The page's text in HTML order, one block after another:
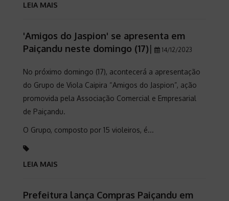
LEIA MAIS
'Amigos do Jaspion' se apresenta em
Paiçandu neste domingo (17)| 14/12/2023
No próximo domingo (17), acontecerá a apresentação
do Grupo de Viola Caipira “Amigos do Jaspion”, ação
promovida pela Associação Comercial e Empresarial
de Paiçandu.
O Grupo, composto por 15 violeiros, é...
LEIA MAIS
Prefeitura lança Compras Paiçandu em